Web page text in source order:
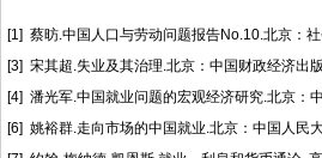
[1] 蔡昉.中国人口与劳动问题报告No.10.北京：
[3] 宋其超.失业及其治理.北京：中国财政经济出
[4] 潘光军.中国就业问题的宏观经济研究.北京：
[6] 姚裕群.走向市场的中国就业.北京：中国人民